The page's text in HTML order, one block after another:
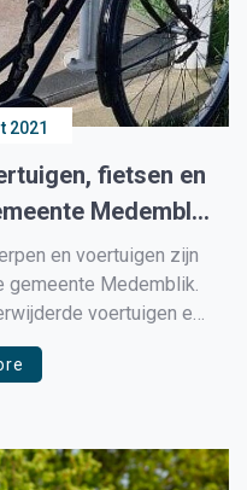
2021
fietsen en
Medemblik
en voertuigen zijn
gemeente Medemblik.
voertuigen en
in haakjes achter.
staan onderaan